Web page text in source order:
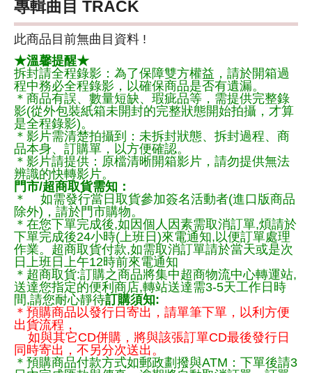
專輯曲目 TRACK
此商品目前無曲目資料 !
★溫馨提醒★
拆封請全程錄影：為了保障雙方權益，請於開箱過
程中務必全程錄影，以確保商品是否有遺漏。
＊商品有誤、數量短缺、瑕疵品等，需提供完整錄
影(從外包裝紙箱未開封的完整狀態開始拍攝，才算
是全程錄影)。
＊影片需清楚拍攝到：未拆封狀態、拆封過程、商
品本身、訂購單，以方便確認。
＊影片請提供：原檔清晰開箱影片，請勿提供無法
辨識的快轉影片。
門市/超商取貨需知：
＊ 如需發行當日取貨參加簽名活動者(進口版商品
除外)，請於門市購物。
＊在您下單完成後,如因個人因素需取消訂單,煩請於
下單完成後24小時(上班日)來電通知,以便訂單處理
作業。超商取貨付款,如需取消訂單請於當天或是次
日上班日上午12時前來電通知
＊超商取貨:訂購之商品將集中超商物流中心轉運站,
送達您指定的便利商店,轉站送達需3-5天工作日時
間,請您耐心靜待訂購須知:
＊預購商品以發行日寄出，請單筆下單，以利方便
出貨流程，
如與其它CD併購，將與該張訂單CD最後發行日
同時寄出，不另分次送出。
＊預購商品付款方式如郵政劃撥與ATM：下單後請3